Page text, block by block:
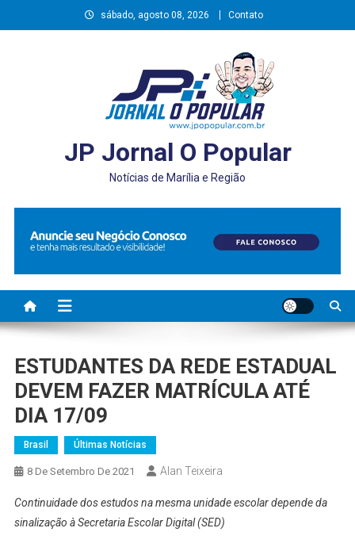
to
sábado, agosto 08, 2026 Contato
JP Jornal O Popular
Notícias de Marília e Região
ESTUDANTES DA REDE ESTADUAL
DEVEM FAZER MATRÍCULA ATÉ
DIA 17/09
Brasil Últimas Notícias
8 De Setembro De 2021 Alan Teixeira
Continuidade dos estudos na mesma unidade escolar depende da
sinalização à Secretaria Escolar Digital (SED)